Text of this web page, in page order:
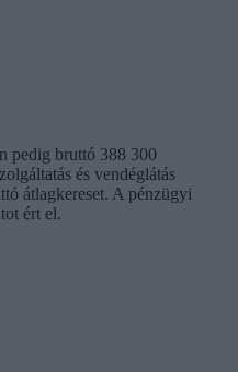
pedig bruttó 388 300
és vendéglátás
átlagkereset. A pénzügyi
ért el.